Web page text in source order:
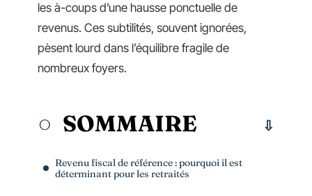
les à-coups d’une hausse ponctuelle de
revenus. Ces subtilités, souvent ignorées,
pèsent lourd dans l’équilibre fragile de
nombreux foyers.
SOMMAIRE
Revenu fiscal de référence : pourquoi il est
déterminant pour les retraités